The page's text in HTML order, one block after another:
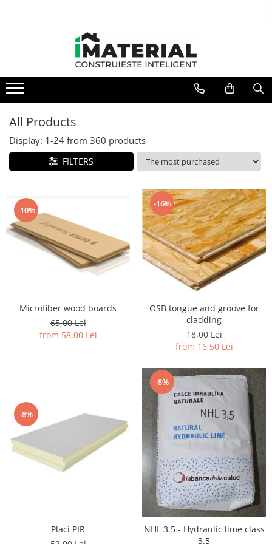
All Products
Display: 1-24 from 360 products
FILTERS
-10%
Microfiber wood boards
65,00 Lei
from 58,00 Lei
-16%
OSB tongue and groove for
cladding
18,00 Lei
from 16,50 Lei
-8%
Placi PIR
-8%
NHL 3.5 - Hydraulic lime class
3.5